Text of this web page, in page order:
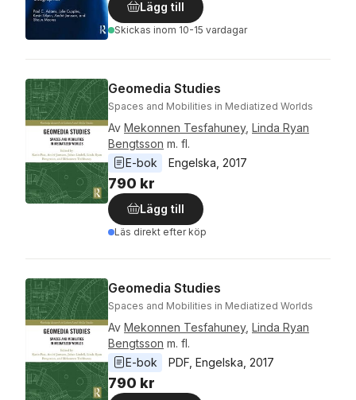
Lägg till
Skickas inom 10-15 vardagar
Geomedia Studies
Spaces and Mobilities in Mediatized Worlds
Av Mekonnen Tesfahuney, Linda Ryan
Bengtsson m. fl.
E-bok
Engelska 2017
790 kr
Lägg till
Läs direkt efter köp
Geomedia Studies
Spaces and Mobilities in Mediatized Worlds
Av Mekonnen Tesfahuney, Linda Ryan
Bengtsson m. fl.
E-bok
PDF Engelska 2017
790 kr